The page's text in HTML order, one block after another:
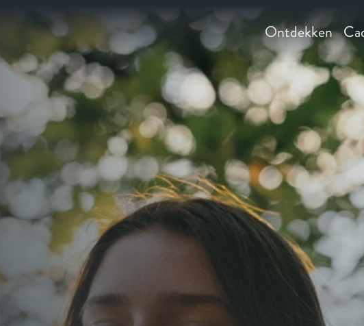
Ontdekken